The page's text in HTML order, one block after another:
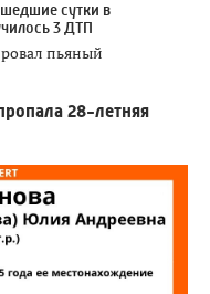
сутки в
3 ДТП
пьяный
28-летняя